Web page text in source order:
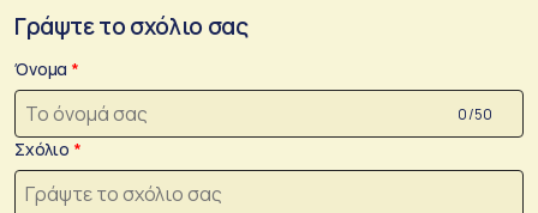
Γράψτε το σχόλιο σας
Όνομα
0 /50
Σχόλιο